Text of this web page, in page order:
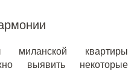
миланской квартиры
выявить некоторые